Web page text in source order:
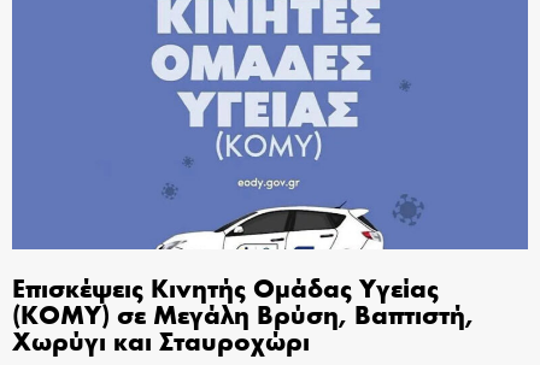
Επισκέψεις Κινητής Ομάδας Υγείας
(ΚΟΜΥ) σε Μεγάλη Βρύση, Βαπτιστή,
Χωρύγι και Σταυροχώρι